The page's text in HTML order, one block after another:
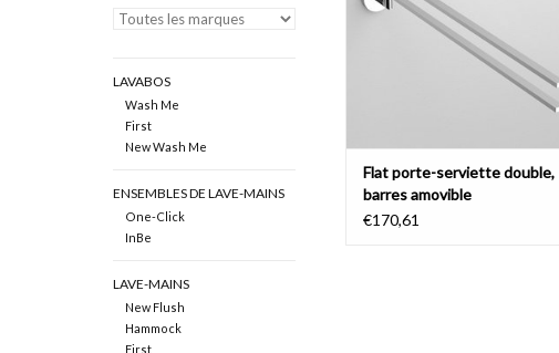
LAVABOS
Wash Me
First
New Wash Me
ENSEMBLES DE LAVE-MAINS
One-Click
InBe
LAVE-MAINS
New Flush
Hammock
First
Flat porte-serviette double,
barres amovible
€170,61